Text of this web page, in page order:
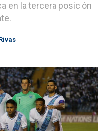
en la tercera posición